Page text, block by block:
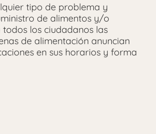
tipo de problema y
de alimentos y/o
los ciudadanos las
de alimentación anuncian
en sus horarios y forma